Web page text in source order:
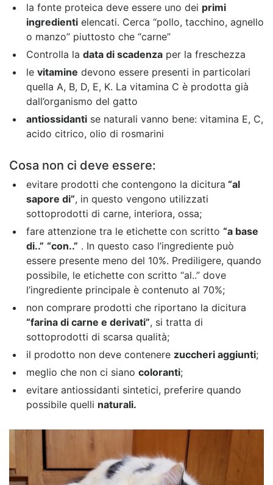
la fonte proteica deve essere uno dei primi
ingredienti elencati. Cerca “pollo, tacchino, agnello
o manzo” piuttosto che “carne”
Controlla la data di scadenza per la freschezza
le vitamine devono essere presenti in particolari
quella A, B, D, E, K. La vitamina C è prodotta già
dall’organismo del gatto
antiossidanti se naturali vanno bene: vitamina E, C,
acido citrico, olio di rosmarini
Cosa non ci deve essere:
evitare prodotti che contengono la dicitura “al
sapore di”, in questo vengono utilizzati
sottoprodotti di carne, interiora, ossa;
fare attenzione tra le etichette con scritto “a base
di..” “con..” . In questo caso l’ingrediente può
essere presente meno del 10%. Prediligere, quando
possibile, le etichette con scritto “al..” dove
l’ingrediente principale è contenuto al 70%;
non comprare prodotti che riportano la dicitura
“farina di carne e derivati”, si tratta di
sottoprodotti di scarsa qualità;
il prodotto non deve contenere zuccheri aggiunti;
meglio che non ci siano coloranti;
evitare antiossidanti sintetici, preferire quando
possibile quelli naturali.